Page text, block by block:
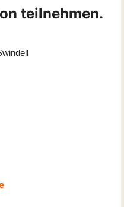
teilnehmen.